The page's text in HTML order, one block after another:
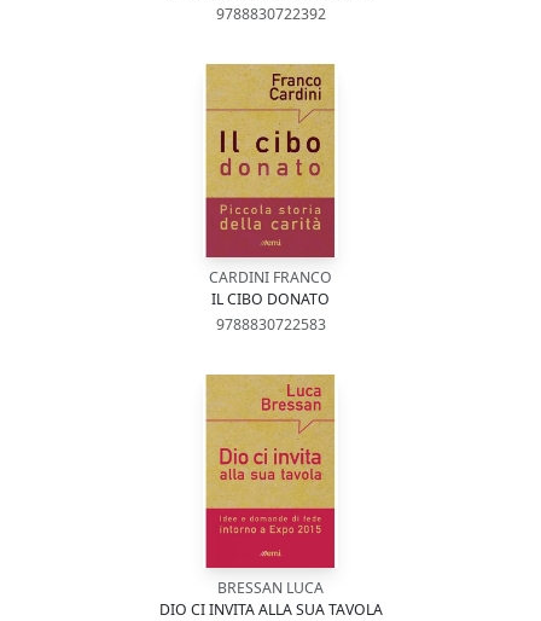
9788830722392
CARDINI FRANCO
IL CIBO DONATO
9788830722583
BRESSAN LUCA
DIO CI INVITA ALLA SUA TAVOLA